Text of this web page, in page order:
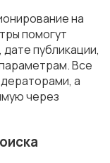
на
помогут
публикации,
Все
а
через